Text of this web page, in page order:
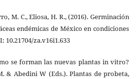
M. C., Eliosa, H. R., (2016). Germinación
endémicas de México en condiciones
10.21704/za.v16i1.633
se forman las nuevas plantas in vitro?
& Abedini W (Eds.). Plantas de probeta,